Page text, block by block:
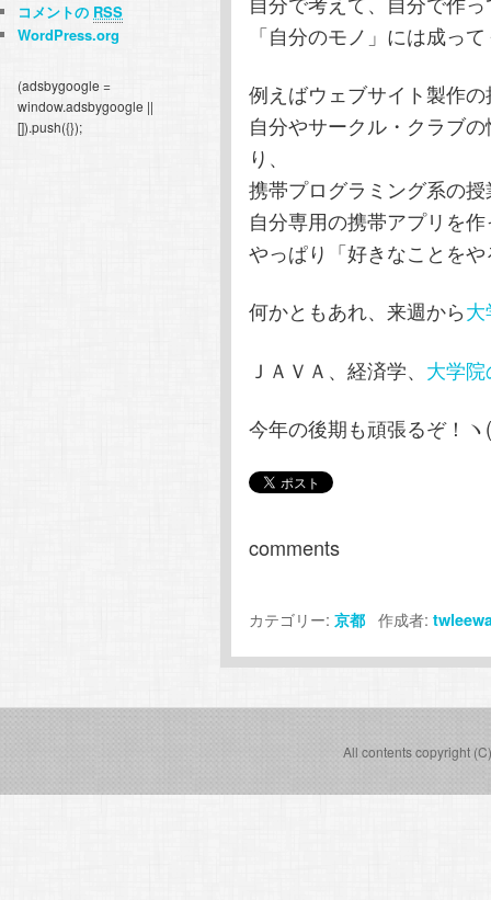
「自分のモノ」には成っ
例えばウェブサイト製作
自分やサークル・クラブ
り、
携帯プログラミング系の
自分専用の携帯アプリを
やっぱり「好きなことを
何かともあれ、来週から
ＪＡＶＡ、経済学、 大学
今年の後期も頑張るぞ！ヽ
comments
カテゴリー: 京都作成者:
コメントの RSS
WordPress.org
(adsbygoogle =
window.adsbygoogle ||
[]).push({});
All contents copyright